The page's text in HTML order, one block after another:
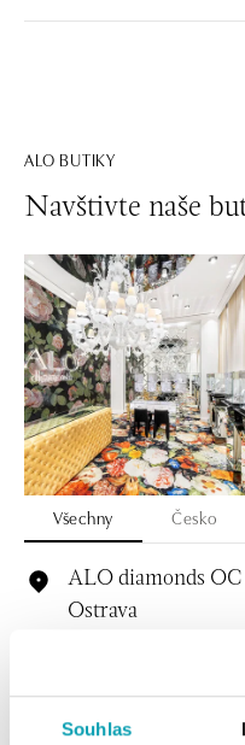
Souhlas
ALO BUTIKY
Navštivte naše
Všechny Česko
ALO diamonds
Ostrava
Jantarová 3344/4, 702
dnes otevřeno do